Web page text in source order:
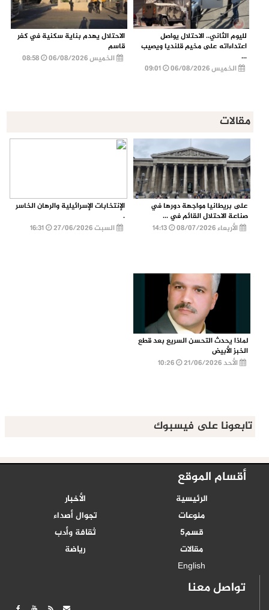
لليوم الثاني.. الاحتلال يواصل
اعتداءاته على مخيم قلنديا ويصيب
...
الخميس 06/08/2026
الاحتلال يهدم بناية سكنية في كفر
قاسم
الخميس 06/08/2026
08:58
مقالات
على بريطانيا مواجهة دورها في
صناعة الاحتلال القائم في ...
الأربعاء 08/07/2026
الإنتخابات الإسرائيلية والرهان الخاسر
.
السبت 27/06/2026
16:31
لماذا يحدث التحسن السريع بعد قطع
الخبز الأبيض
الأحد 21/06/2026
تابعونا على فيسبوك
أقسام الموقع
الرئيسية
الأخبار
منوعات
تجوال أصداء
قسم5
ثقافة وأدب
مقالات
رياضة
English
تواصل معنا